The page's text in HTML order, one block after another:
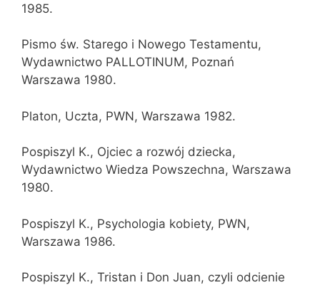
1985.
Pismo św. Starego i Nowego Testamentu,
Wydawnictwo PALLOTINUM, Poznań 
Warszawa 1980.
Platon, Uczta, PWN, Warszawa 1982.
Pospiszyl K., Ojciec a rozwój dziecka,
Wydawnictwo Wiedza Powszechna, Warszawa
1980.
Pospiszyl K., Psychologia kobiety, PWN,
Warszawa 1986.
Pospiszyl K., Tristan i Don Juan, czyli odcienie